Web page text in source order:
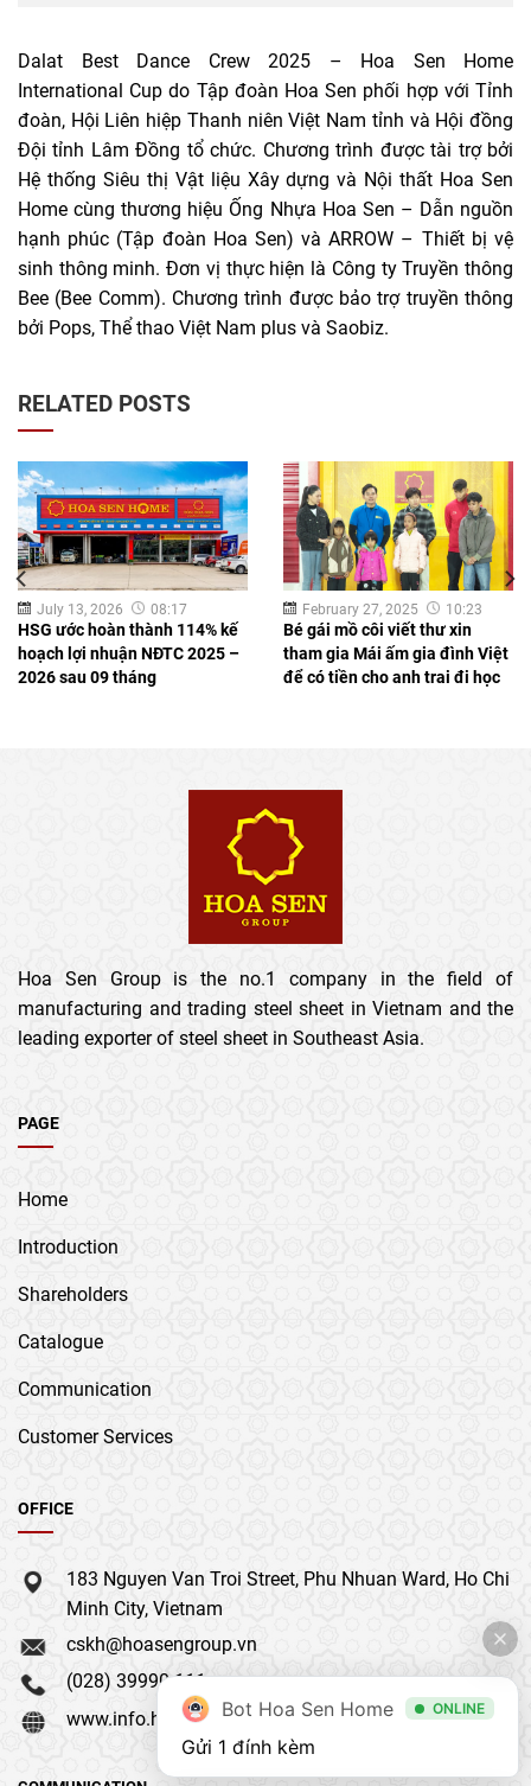
Dalat Best Dance Crew 2025 – Hoa Sen Home
International Cup do Tập đoàn Hoa Sen phối hợp với Tỉnh
đoàn, Hội Liên hiệp Thanh niên Việt Nam tỉnh và Hội đồng
Đội tỉnh Lâm Đồng tổ chức. Chương trình được tài trợ bởi
Hệ thống Siêu thị Vật liệu Xây dựng và Nội thất Hoa Sen
Home cùng thương hiệu Ống Nhựa Hoa Sen – Dẫn nguồn
hạnh phúc (Tập đoàn Hoa Sen) và ARROW – Thiết bị vệ
sinh thông minh. Đơn vị thực hiện là Công ty Truyền thông
Bee (Bee Comm). Chương trình được bảo trợ truyền thông
bởi Pops, Thể thao Việt Nam plus và Saobiz.
RELATED POSTS
July 13, 2026 08:17
HSG ước hoàn thành 114% kế
hoạch lợi nhuận NĐTC 2025 –
2026 sau 09 tháng
February 27, 2025 10:23
Bé gái mồ côi viết thư xin
tham gia Mái ấm gia đình Việt
để có tiền cho anh trai đi học
Hoa Sen Group is the no.1 company in the field of
manufacturing and trading steel sheet in Vietnam and the
leading exporter of steel sheet in Southeast Asia.
PAGE
Home
Introduction
Shareholders
Catalogue
Communication
Customer Services
OFFICE
183 Nguyen Van Troi Street, Phu Nhuan Ward, Ho Chi
Minh City, Vietnam
cskh@hoasengroup.vn
(028) 39990 111
www.info.hoasengroup.vnBot Hoa Sen Home ONLINE
Gửi 1 đính kèm